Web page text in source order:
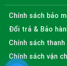
Chính sách bảo
Đổi trả & Bảo
Chính sách
Chính sách vận